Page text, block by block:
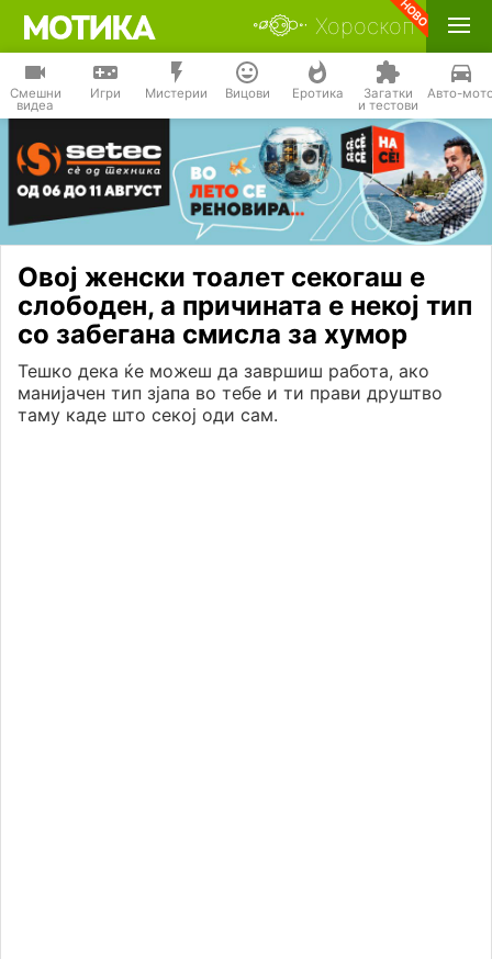
Хороскоп
Смешни
видеа
Игри Мистерии Вицови Еротика Загатки
и тестови
Авто-
Овој женски тоалет секогаш е
слободен, а причината е некој тип
со забегана смисла за хумор
Тешко дека ќе можеш да завршиш работа, ако
манијачен тип зјапа во тебе и ти прави друштво
таму каде што секој оди сам.